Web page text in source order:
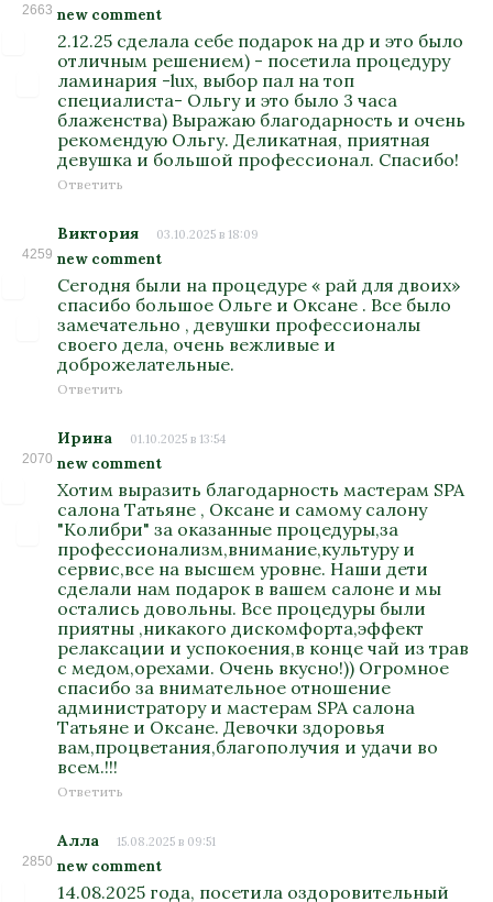
2663 new comment
2.12.25 сделала себе подарок на др и это было
отличным решением) - посетила процедуру
ламинария -lux, выбор пал на топ
специалиста- Ольгу и это было 3 часа
блаженства) Выражаю благодарность и очень
рекомендую Ольгу. Деликатная, приятная
девушка и большой профессионал. Спасибо!
Ответить
4259
Виктория 03.10.2025 в 18:09
new comment
Сегодня были на процедуре « рай для двоих»
спасибо большое Ольге и Оксане . Все было
замечательно , девушки профессионалы
своего дела, очень вежливые и
доброжелательные.
Ответить
2070
Ирина 01.10.2025 в 13:54
new comment
Хотим выразить благодарность мастерам SPA
салона Татьяне , Оксане и самому салону
"Колибри" за оказанные процедуры,за
профессионализм,внимание,культуру и
сервис,все на высшем уровне. Наши дети
сделали нам подарок в вашем салоне и мы
остались довольны. Все процедуры были
приятны ,никакого дискомфорта,эффект
релаксации и успокоения,в конце чай из трав
с медом,орехами. Очень вкусно!)) Огромное
спасибо за внимательное отношение
администратору и мастерам SPA салона
Татьяне и Оксане. Девочки здоровья
вам,процветания,благополучия и удачи во
всем.!!!
Ответить
2850
Алла 15.08.2025 в 09:51
new comment
14.08.2025 года, посетила оздоровительный